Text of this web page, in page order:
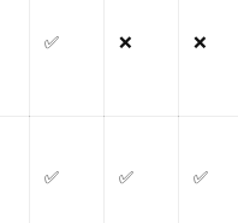
✅ ❌ ❌
✅ ✅ ✅